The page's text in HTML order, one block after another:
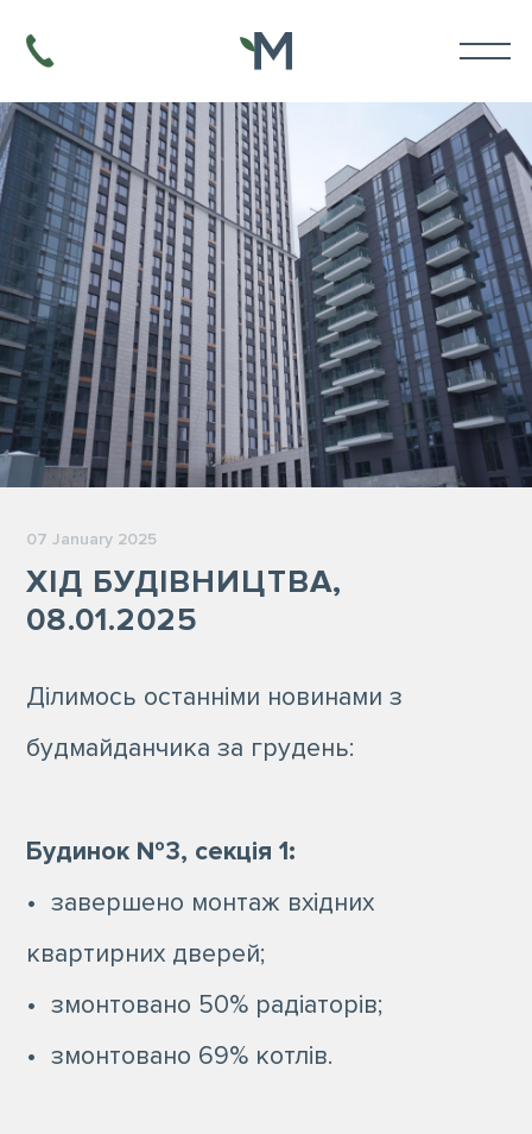
07 January 2025
ХІД БУДІВНИЦТВА,
08.01.2025
Ділимось останніми новинами з
будмайданчика за грудень:
Будинок №3, секція 1:
• завершено монтаж вхідних
квартирних дверей;
• змонтовано 50% радіаторів;
• змонтовано 69% котлів.